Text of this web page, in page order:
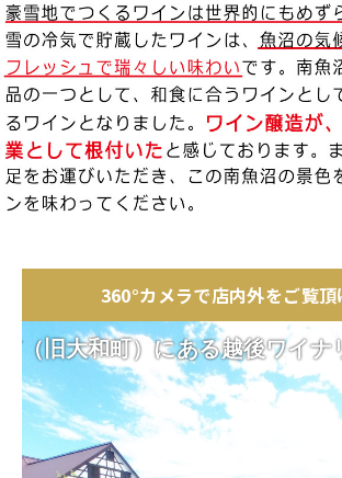
360°カメラで店内外をご覧頂